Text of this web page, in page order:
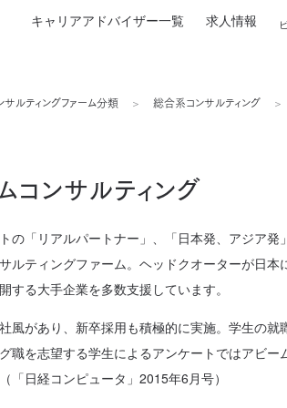
キャリアアドバイザー一覧 求人情報
サルティングファーム分類 総合系コンサルティング
コンサルティング
の「リアルパートナー」、「日本発、アジア発
ルティングファーム。ヘッドクオーターが日
する大手企業を多数支援しています。
風があり、新卒採用も積極的に実施。学生の
職を志望する学生によるアンケートではアビ
「日経コンピュータ」2015年6月号）